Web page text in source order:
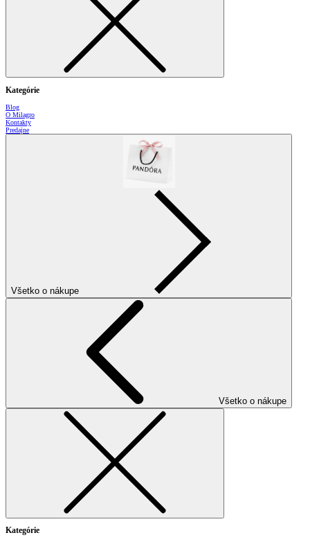
Kategórie
Blog
O Milagro
Kontakty
Predajne
Všetko o nákupe
Všetko o nákupe
Kategórie